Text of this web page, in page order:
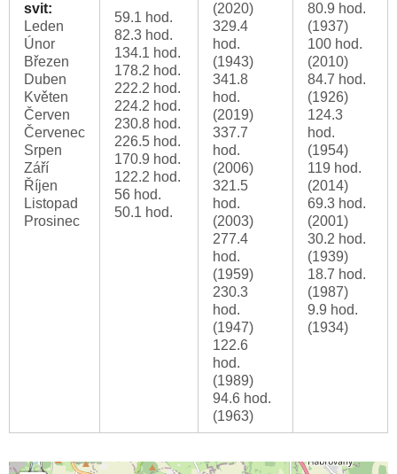
svit:
Leden
Únor
Březen
Duben
Květen
Červen
Červenec
Srpen
Září
Říjen
Listopad
Prosinec
59.1 hod.
82.3 hod.
134.1 hod.
178.2 hod.
222.2 hod.
224.2 hod.
230.8 hod.
226.5 hod.
170.9 hod.
122.2 hod.
56 hod.
50.1 hod.
(2020)
329.4
hod.
(1943)
341.8
hod.
(2019)
337.7
hod.
(2006)
321.5
hod.
(2003)
277.4
hod.
(1959)
230.3
hod.
(1947)
122.6
hod.
(1989)
94.6 hod.
(1963)
80.9 hod.
(1937)
100 hod.
(2010)
84.7 hod.
(1926)
124.3
hod.
(1954)
119 hod.
(2014)
69.3 hod.
(2001)
30.2 hod.
(1939)
18.7 hod.
(1987)
9.9 hod.
(1934)